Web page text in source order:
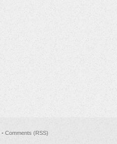
• Comments (RSS)